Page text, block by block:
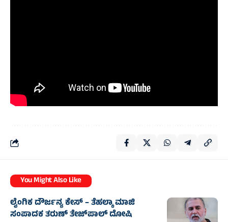
You Might Also Like
ಲೈಂಗಿಕ ದೌರ್ಜನ್ಯ ಕೇಸ್‌ – ತೆಹಲ್ಕಾ ಮಾಜಿ
ಸಂಪಾದಕ ತರುಣ್ ತೇಜ್‌ಪಾಲ್ ದೋಷಿ